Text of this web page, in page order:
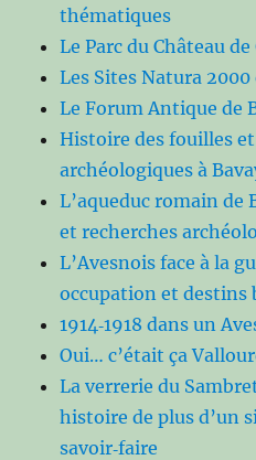
thématiques
Le Parc du Château
Les Sites Natura 2000
Le Forum Antique de
Histoire des fouilles
archéologiques à
L’aqueduc romain de
et recherches
L’Avesnois face à la
occupation et destins
1914‑1918 dans un
Oui… c’était ça
La verrerie du
histoire de plus d’un
savoir‑faire